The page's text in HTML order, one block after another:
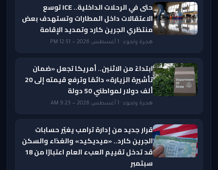
حتى في الرحلات الداخلية.. ICE توسع
الاعتقالات داخل المطارات وتستهدف بعض
منتظري الجرين كارد وتمديد الإقامة
هجرة ولجوء · 1 أغسطس 2026 — 12:51 PM
ابتداءً من الاثنين.. أمريكا تجعل «ضمان
تأشيرة الزيارة» دائمًا وترفع قيمته إلى 20
ألف دولار لمواطني 50 دولة
هجرة ولجوء · 1 أغسطس 2026 — 9:23 AM
قرار جديد من إدارة ترامب يغيّر حسابات
الجرين كارد.. «ميديكيد» والغذاء والسكن
قد تدخل تقييم العبء العام اعتبارًا من 18
سبتمبر